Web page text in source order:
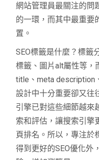
網站管理員最關注的問
的一環，而其中最重要
置。
SEO標籤是什麼？標籤
標籤、圖片alt屬性等，
title、meta description
設計中十分重要卻又往
引擎已對這些細節越來
索和評估，讓搜索引擎
頁排名。所以，專注於
得到更好的SEO優化外